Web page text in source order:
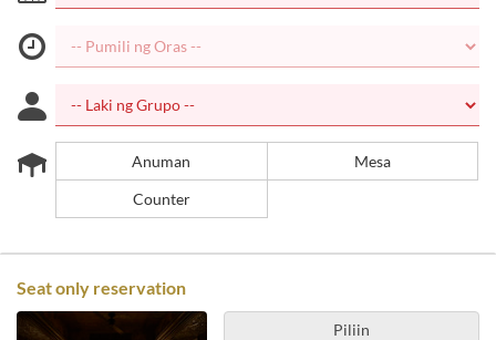
Anuman
Mesa
Counter
Seat only reservation
Piliin